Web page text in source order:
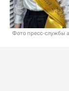
Фото пресс-службы